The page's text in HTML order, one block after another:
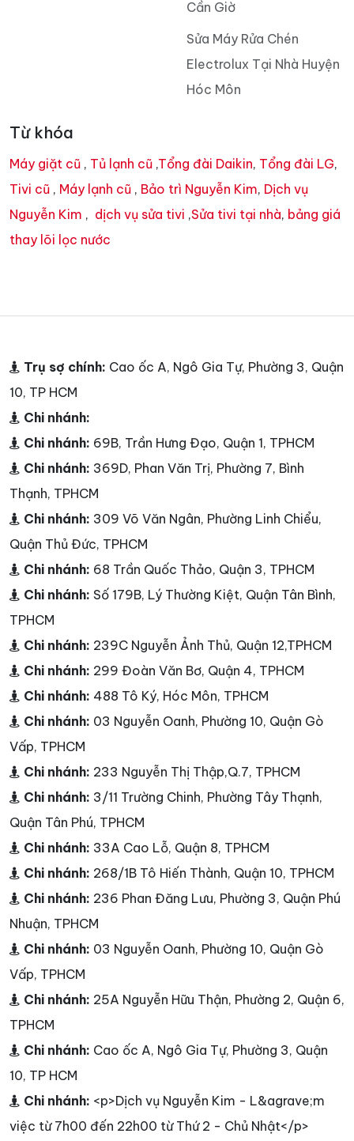
Cần Giờ
Sửa Máy Rửa Chén
Electrolux Tại Nhà Huyện
Hóc Môn
Từ khóa
Máy giặt cũ , Tủ lạnh cũ ,Tổng đài Daikin, Tổng đài LG,
Tivi cũ , Máy lạnh cũ , Bảo trì Nguyễn Kim, Dịch vụ
Nguyễn Kim , dịch vụ sửa tivi ,Sửa tivi tại nhà, bảng giá
thay lõi lọc nước
Trụ sợ chính: Cao ốc A, Ngô Gia Tự, Phường 3, Quận
10, TP HCM
Chi nhánh:
Chi nhánh: 69B, Trần Hưng Đạo, Quận 1, TPHCM
Chi nhánh: 369D, Phan Văn Trị, Phường 7, Bình
Thạnh, TPHCM
Chi nhánh: 309 Võ Văn Ngân, Phường Linh Chiểu,
Quận Thủ Đức, TPHCM
Chi nhánh: 68 Trần Quốc Thảo, Quận 3, TPHCM
Chi nhánh: Số 179B, Lý Thường Kiệt, Quận Tân Bình,
TPHCM
Chi nhánh: 239C Nguyễn Ảnh Thủ, Quận 12,TPHCM
Chi nhánh: 299 Đoàn Văn Bơ, Quận 4, TPHCM
Chi nhánh: 488 Tô Ký, Hóc Môn, TPHCM
Chi nhánh: 03 Nguyễn Oanh, Phường 10, Quận Gò
Vấp, TPHCM
Chi nhánh: 233 Nguyễn Thị Thập,Q.7, TPHCM
Chi nhánh: 3/11 Trường Chinh, Phường Tây Thạnh,
Quận Tân Phú, TPHCM
Chi nhánh: 33A Cao Lỗ, Quận 8, TPHCM
Chi nhánh: 268/1B Tô Hiến Thành, Quận 10, TPHCM
Chi nhánh: 236 Phan Đăng Lưu, Phường 3, Quận Phú
Nhuận, TPHCM
Chi nhánh: 03 Nguyễn Oanh, Phường 10, Quận Gò
Vấp, TPHCM
Chi nhánh: 25A Nguyễn Hữu Thận, Phường 2, Quận 6,
TPHCM
Chi nhánh: Cao ốc A, Ngô Gia Tự, Phường 3, Quận
10, TP HCM
Chi nhánh: <p>Dịch vụ Nguyễn Kim - L&agrave;m
việc từ 7h00 đến 22h00 từ Thứ 2 - Chủ Nhật</p>